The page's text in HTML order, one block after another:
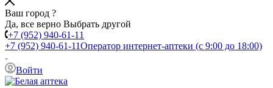
Ваш город ?
Да, все верно Выбрать другой
+7 (952) 940-61-11
+7 (952) 940-61-11Оператор интернет-аптеки (с 9:00 до 18:00)
Войти